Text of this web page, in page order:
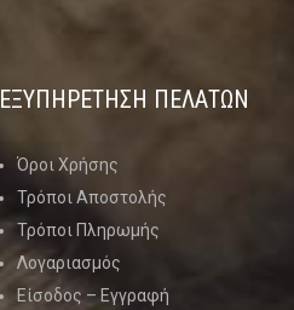
ΕΞΥΠΗΡΕΤΗΣΗ ΠΕΛΑΤΩΝ
Όροι Χρήσης
Τρόποι Αποστολής
Τρόποι Πληρωμής
Λογαριασμός
Είσοδος – Εγγραφή